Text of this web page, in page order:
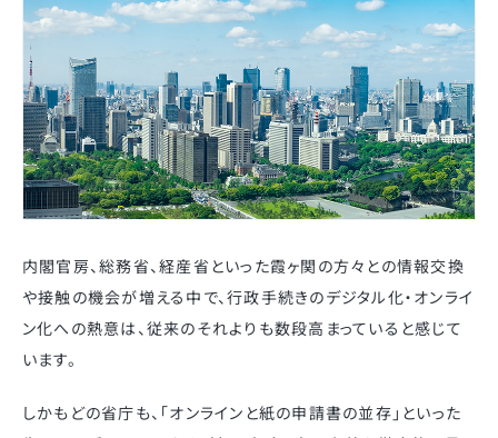
内閣官房、総務省、経産省といった霞ヶ関の方々との情報交換
や接触の機会が増える中で、行政手続きのデジタル化・オンライ
ン化への熱意は、従来のそれよりも数段高まっていると感じて
います。
しかもどの省庁も、「オンラインと紙の申請書の並存」といった